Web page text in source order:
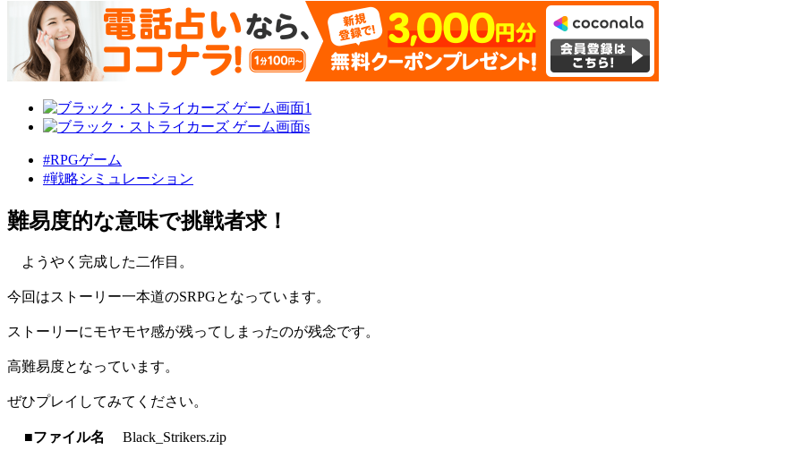
#RPGゲーム
#戦略シミュレーション
難易度的な意味で挑戦者求！
ようやく完成した二作目。
今回はストーリー一本道のSRPGとなっています。
ストーリーにモヤモヤ感が残ってしまったのが残念です。
高難易度となっています。
ぜひプレイしてみてください。
■ファイル名
Black_Strikers.zip